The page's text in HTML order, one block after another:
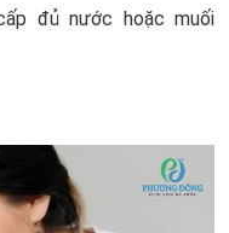
đủ nước hoặc muối